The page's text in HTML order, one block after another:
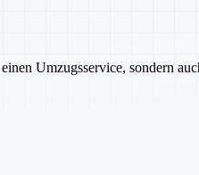
Umzugsservice, sondern